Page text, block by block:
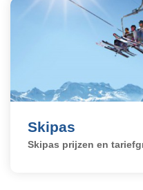
Skipas
Skipas prijzen en